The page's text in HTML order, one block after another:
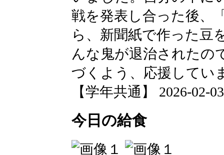
戦を発表し合った後、
ら、新聞紙で作った豆
んな鬼が退治されたの
づくよう、応援してい
【学年共通】 2026-02-
今日の給食